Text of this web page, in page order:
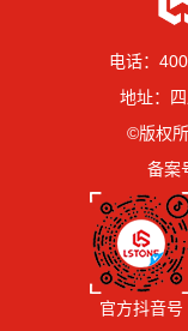
电话：
地址：
©版权
备案
官方抖音号